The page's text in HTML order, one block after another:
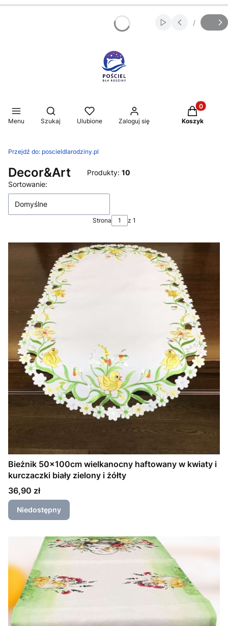
Włącz Slajd
/
z
Menu
Otwórz wyszukiwarkę
Szukaj Ulubione Zaloguj się
Produkty
Koszyk
Przejdź do: poscieldlarodziny.pl
Decor&Art Produkty: 10
Lista produktów
Sortowanie:
Domyślne
Strona z 1
Bieżnik 50x100cm wielkanocny haftowany w kwiaty i
kurczaczki biały zielony i żółty
Cena
36,90 zł
Niedostępny